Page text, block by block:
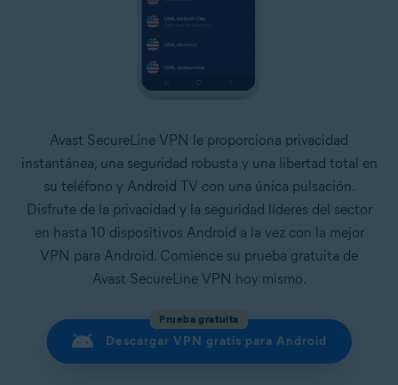
Avast SecureLine VPN le proporciona privacidad
instantánea, una seguridad robusta y una libertad total en
su teléfono y Android TV con una única pulsación.
Disfrute de la privacidad y la seguridad líderes del sector
en hasta 10 dispositivos Android a la vez con la mejor
VPN para Android. Comience su prueba gratuita de
Avast SecureLine VPN hoy mismo.
Prueba gratuita
Descargar VPN gratis para Android